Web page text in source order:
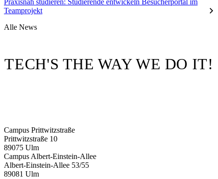
Praxisnah studieren: Studierende entwickeln Besucherportal im
Teamprojekt
Alle News
TECH'S THE WAY WE DO IT!
Campus Prittwitzstraße
Prittwitzstraße 10
89075 Ulm
Campus Albert-Einstein-Allee
Albert-Einstein-Allee 53/​55
89081 Ulm